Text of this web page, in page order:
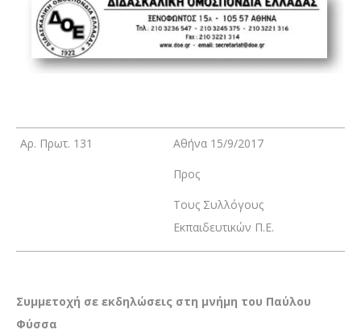
Αρ. Πρωτ. 131
Αθήνα 15/9/2017
Προς
Τους Συλλόγους
Εκπαιδευτικών Π.Ε.
Συμμετοχή σε εκδηλώσεις στη μνήμη του Παύλου
Φύσσα